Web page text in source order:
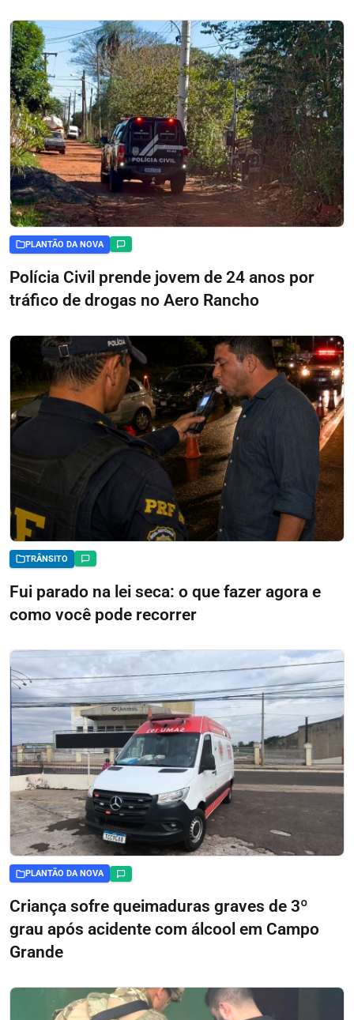
PLANTÃO DA NOVA
Polícia Civil prende jovem de 24 anos por
tráfico de drogas no Aero Rancho
TRÂNSITO
Fui parado na lei seca: o que fazer agora e
como você pode recorrer
PLANTÃO DA NOVA
Criança sofre queimaduras graves de 3º
grau após acidente com álcool em Campo
Grande